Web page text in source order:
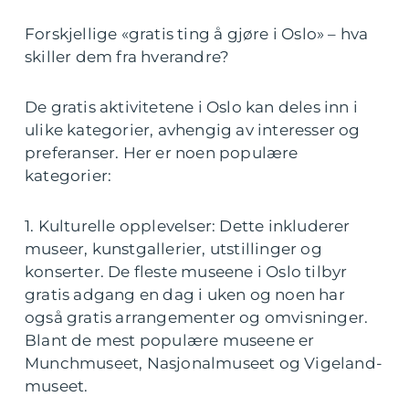
Forskjellige «gratis ting å gjøre i Oslo» – hva
skiller dem fra hverandre?
De gratis aktivitetene i Oslo kan deles inn i
ulike kategorier, avhengig av interesser og
preferanser. Her er noen populære
kategorier:
1. Kulturelle opplevelser: Dette inkluderer
museer, kunstgallerier, utstillinger og
konserter. De fleste museene i Oslo tilbyr
gratis adgang en dag i uken og noen har
også gratis arrangementer og omvisninger.
Blant de mest populære museene er
Munchmuseet, Nasjonalmuseet og Vigeland-
museet.